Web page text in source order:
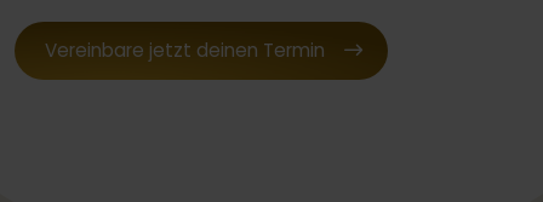
Vereinbare jetzt deinen Termin